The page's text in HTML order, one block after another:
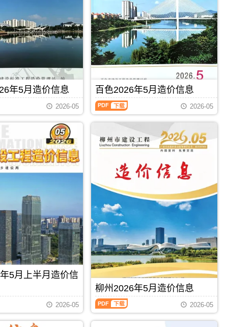
州
信
息
价
包
含
区
域：
钦
州
市、
钦
州
灵
山
县;，
钦
市
造
价
信
息
期
PDF
建
设
工
程
造
价
信
期
刊，
由
梧
州
市
设
造
网
用
梧
州
工
程
投
资
估
算
编
制，
属
于
年5月造价信息
下载
2026-05
百色2026年5月造价信息
百
色
月
（百
建
设
工
程
造
价
信
息）
刊，
由
百
色
市
PDF 下载
2026-05
5月上半月造价信
2026-05
柳州2026年5月造价信息
柳
州
2026-05